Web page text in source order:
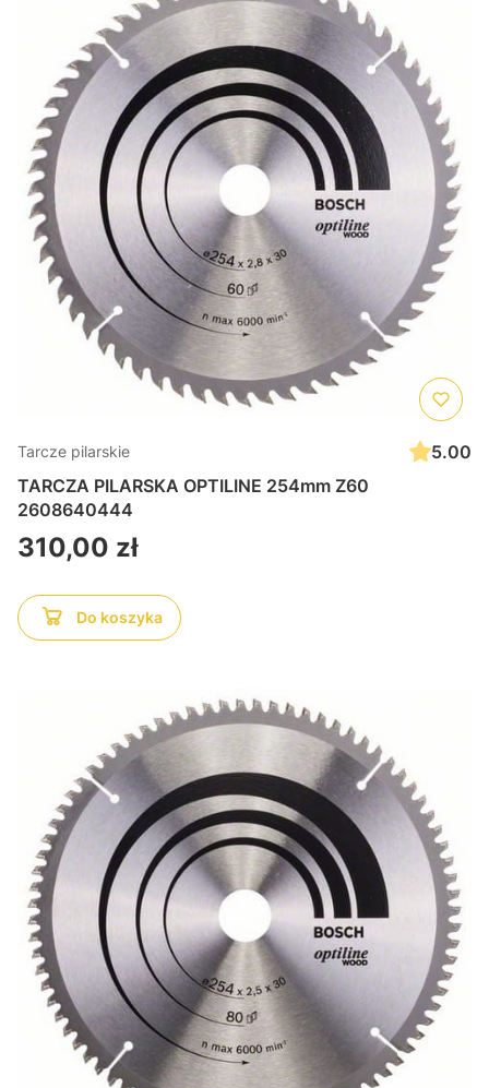
Tarcze pilarskie
5.00
TARCZA PILARSKA OPTILINE 254mm Z60
2608640444
Cena
310,00 zł
Do koszyka